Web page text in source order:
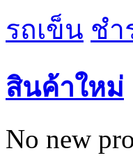
รถเข็น ชำ
สินค้าใหม่
No new